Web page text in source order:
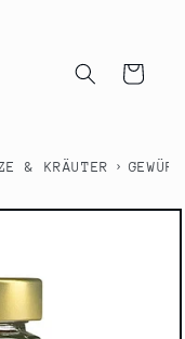
Warenkorb
& KRÄUTER ›